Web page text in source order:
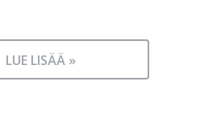
LUE LISÄÄ »